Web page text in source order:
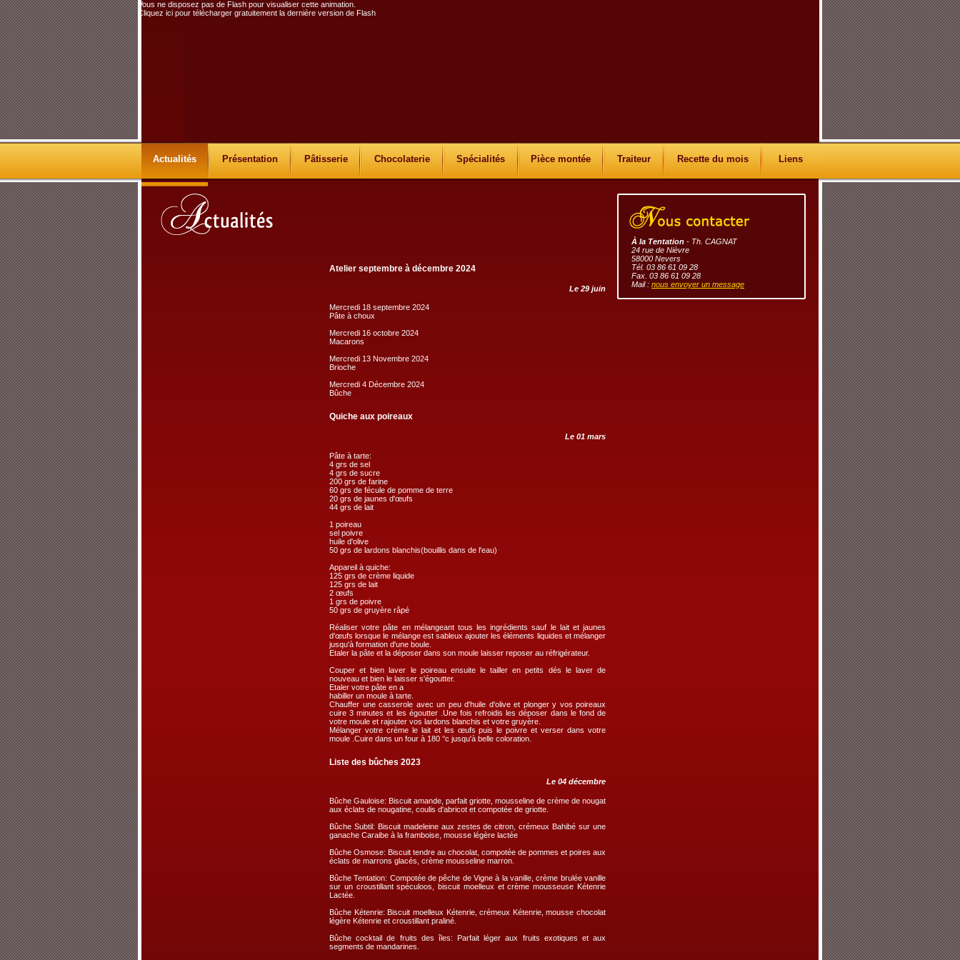
Atelier septembre à décembre 2024
Le 29 juin
Mercredi 18 septembre 2024
Pâte à choux
Mercredi 16 octobre 2024
Macarons
Mercredi 13 Novembre 2024
Brioche
Mercredi 4 Décembre 2024
Bûche
Quiche aux poireaux
Le 01 mars
Pâte à tarte:
4 grs de sel
4 grs de sucre
200 grs de farine
60 grs de fécule de pomme de terre
20 grs de jaunes d'œufs
44 grs de lait
1 poireau
sel poivre
huile d'olive
50 grs de lardons blanchis(bouillis dans de l'eau)
Appareil à quiche:
125 grs de crème liquide
125 grs de lait
2 œufs
1 grs de poivre
50 grs de gruyère râpé
Réaliser votre pâte en mélangeant tous les ingrédients sauf le lait et jaunes
d'œufs lorsque le mélange est sableux ajouter les éléments liquides et mélanger
jusqu'à formation d'une boule.
Etaler la pâte et la déposer dans son moule laisser reposer au réfrigérateur.
Couper et bien laver le poireau ensuite le tailler en petits dés le laver de
nouveau et bien le laisser s'égoutter.
Etaler votre pâte en a
habiller un moule à tarte.
Chauffer une casserole avec un peu d'huile d'olive et plonger y vos poireaux
cuire 3 minutes et les égoutter .Une fois refroidis les déposer dans le fond de
votre moule et rajouter vos lardons blanchis et votre gruyère.
Mélanger votre crème le lait et les œufs puis le poivre et verser dans votre
moule .Cuire dans un four à 180 °c jusqu'à belle coloration.
Liste des bûches 2023
Le 04 décembre
Bûche Gauloise: Biscuit amande, parfait griotte, mousseline de crème de nougat
aux éclats de nougatine, coulis d'abricot et compotée de griotte.
Bûche Subtil: Biscuit madeleine aux zestes de citron, crémeux Bahibé sur une
ganache Caraibe à la framboise, mousse légère lactée
Bûche Osmose: Biscuit tendre au chocolat, compotée de pommes et poires aux
éclats de marrons glacés, crème mousseline marron.
Bûche Tentation: Compotée de pêche de Vigne à la vanille, crème brulée vanille
sur un croustillant spéculoos, biscuit moelleux et crème mousseuse Kétenrie
Lactée.
Bûche Kétenrie: Biscuit moelleux Kétenrie, crémeux Kétenrie, mousse chocolat
légère Kétenrie et croustillant praliné.
Bûche cocktail de fruits des îles: Parfait léger aux fruits exotiques et aux
segments de mandarines.
À la Tentation - Th. CAGNAT
24 rue de Nièvre
58000 Nevers
Tél. 03 86 61 09 28
Fax. 03 86 61 09 28
Mail : nous envoyer un message
Vous ne disposez pas de Flash pour visualiser cette animation.
Cliquez ici pour télécharger gratuitement la dernière version de Flash
Actualités Présentation Pâtisserie Chocolaterie Spécialités Pièce montée Traiteur Recette du mois Liens